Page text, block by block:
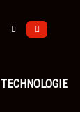
TECHNOLOGIE